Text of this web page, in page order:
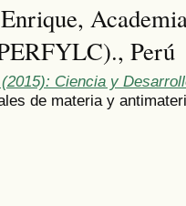
Perú
Ciencia y
de materia y